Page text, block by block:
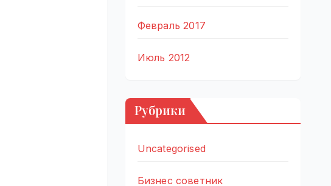
Февраль 2017
Июль 2012
Рубрики
Uncategorised
Бизнес советник